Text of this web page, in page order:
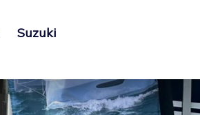
Suzuki